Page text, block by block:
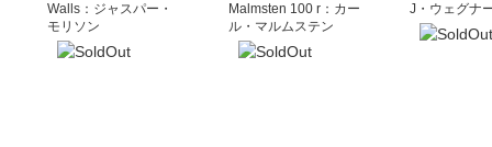
Walls：ジャスパー・
モリソン
Malmsten 100 r：カー
ル・マルムステン
J・ウェグ